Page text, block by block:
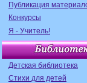
Публикация
Конкурсы
Я - Учитель!
Детская библиотека
Стихи для детей